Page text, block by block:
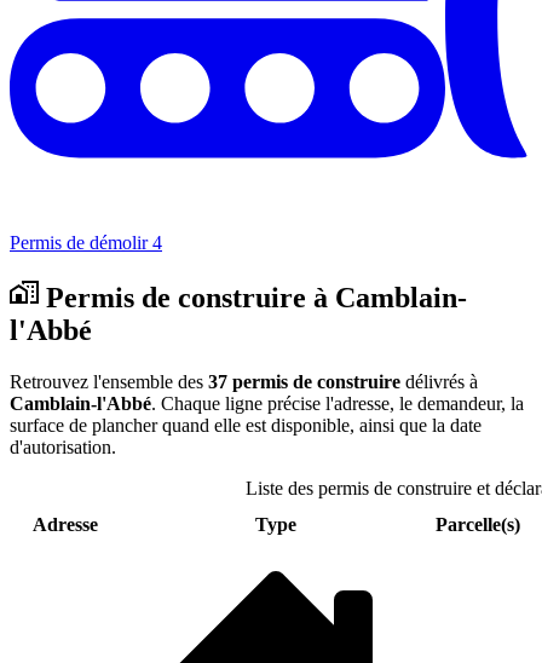
Permis de démolir 4
Permis de construire à Camblain-
l'Abbé
Retrouvez l'ensemble des 37 permis de construire délivrés à
Camblain-l'Abbé. Chaque ligne précise l'adresse, le demandeur, la
surface de plancher quand elle est disponible, ainsi que la date
d'autorisation.
Liste des permis de construire et
Adresse
Type Parcelle(s)